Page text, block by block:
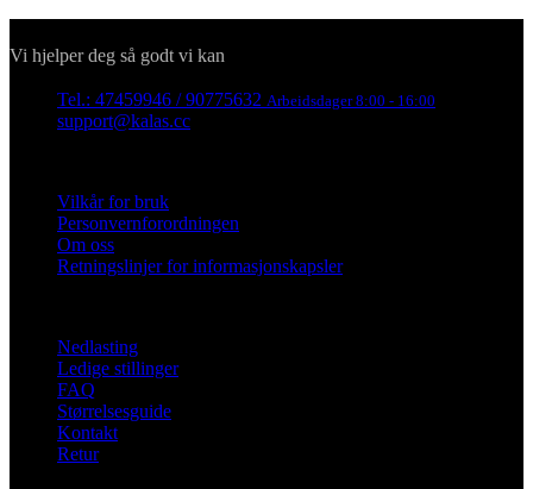
Vi hjelper deg så godt vi kan
Tel.: 47459946 / 90775632 Arbeidsdager 8:00 - 16:00
support@kalas.cc
Vilkår for bruk
Personvernforordningen
Om oss
Retningslinjer for informasjonskapsler
Nedlasting
Ledige stillinger
FAQ
Størrelsesguide
Kontakt
Retur